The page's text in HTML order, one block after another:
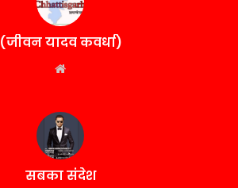
(जीवन यादव कवर्धा)
सबका संदेश